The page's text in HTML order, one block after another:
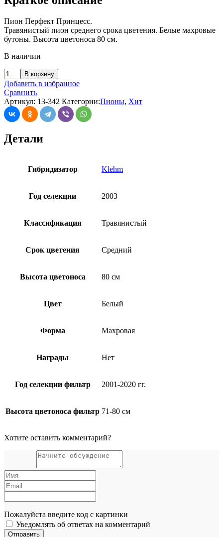
Пион Перфект Принцесс.
Травянистый пион среднего срока цветения. Белые махровые
бутоны. Высота цветоноса 80 см.
В наличии
В корзину
Добавить в избранное
Сравнить
Артикул: 13-342 Категории:Пионы, Хит
Детали
Гибридизатор Klehm
Год селекции 2003
Классификация Травянистый
Срок цветения Средний
Высота цветоноса 80 см
Цвет Белый
Форма Махровая
Награды Нет
Год селекции фильтр 2001-2020 гг.
Высота цветоноса фильтр 71-80 см
Хотите оставить комментарий?
Пожалуйста введите код с картинки
Уведомлять об ответах на комментарий